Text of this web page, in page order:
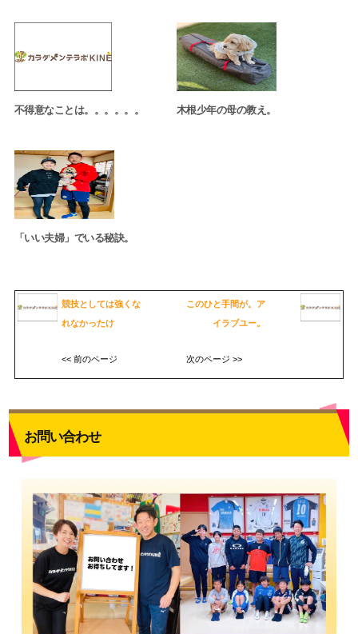
不得意なことは。。。。。。 木根少年の母の教え。
「いい夫婦」でいる秘訣。
競技としては強くな
れなかったけ
<< 前のページ
このひと手間が。ア
イラブユー。
次のページ >>
お問い合わせ